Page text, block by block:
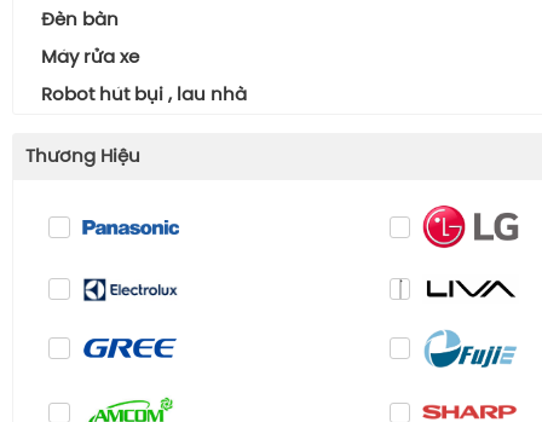
Đèn bàn
Máy rửa xe
Robot hút bụi , lau nhà
Thương Hiệu